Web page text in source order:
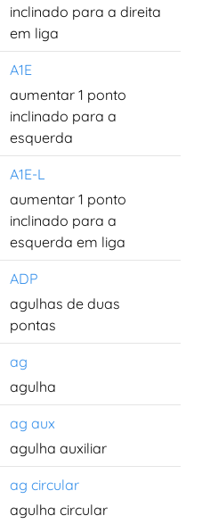
inclinado para a direita
em liga
A1E
aumentar 1 ponto
inclinado para a
esquerda
A1E-L
aumentar 1 ponto
inclinado para a
esquerda em liga
ADP
agulhas de duas
pontas
ag
agulha
ag aux
agulha auxiliar
ag circular
agulha circular